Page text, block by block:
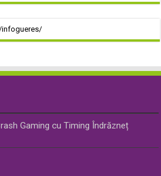
infogueres/
Gaming cu Timing Îndrăzneț